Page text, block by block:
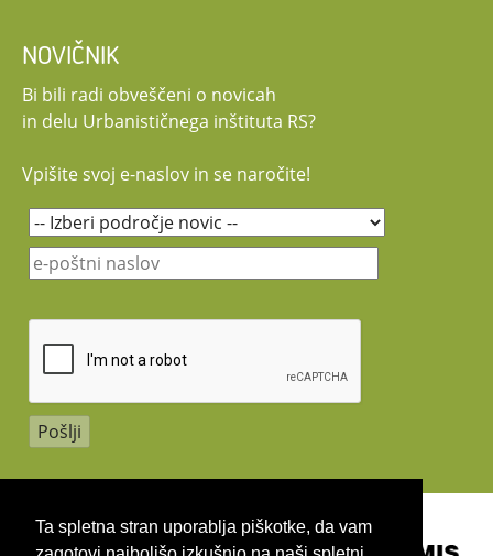
Ta spletna stran uporablja piškotke, da vam
NOVIČNIK
Bi bili radi obveščeni o novicah
in delu Urbanističnega inštituta RS?
Vpišite svoj e-naslov in se naročite!